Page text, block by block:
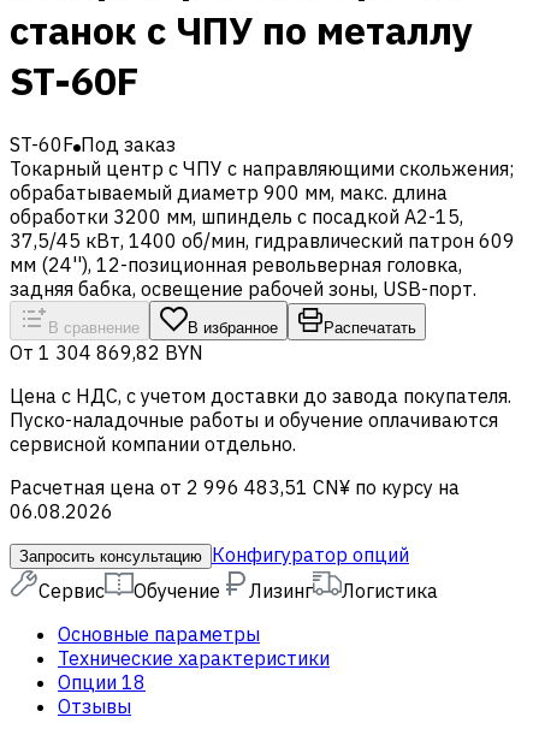
станок с ЧПУ по металлу
ST-60F
ST-60F Под заказ
Токарный центр с ЧПУ с направляющими скольжения;
обрабатываемый диаметр 900 мм, макс. длина
обработки 3200 мм, шпиндель с посадкой A2-15,
37,5/45 кВт, 1400 об/мин, гидравлический патрон 609
мм (24''), 12-позиционная револьверная головка,
задняя бабка, освещение рабочей зоны, USB-порт.
В сравнение В избранное Распечатать
От 1 304 869,82 BYN
Цена c НДС, с учетом доставки до завода покупателя.
Пуско-наладочные работы и обучение оплачиваются
сервисной компании отдельно.
Расчетная цена от 2 996 483,51 CN¥ по курсу на
06.08.2026
Запросить консультацию Конфигуратор опций
Сервис
Обучение Лизинг
Логистика
Основные параметры
Технические характеристики
Опции 18
Отзывы